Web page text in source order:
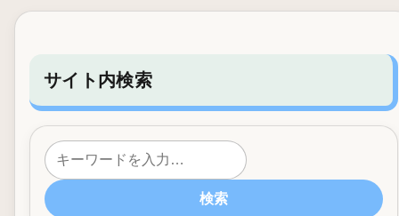
サイト内検索
検索